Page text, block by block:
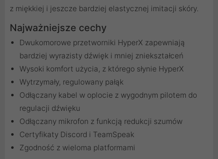
z miękkiej i jeszcze bardziej elastycznej imitacji skóry.
Najważniejsze cechy
Dwukomorowe przetworniki HyperX zapewniają
bardziej wyrazisty dźwięk i mniej zniekształceń
Wysoki komfort użycia, z którego słynie HyperX
Wytrzymały, regulowany pałąk
Odłączany kabel w oplocie z wygodnym pilotem do
regulacji dźwięku
Odłączany mikrofon z funkcją redukcji szumów
Certyfikaty Discord i TeamSpeak
Zgodność z wieloma platformami